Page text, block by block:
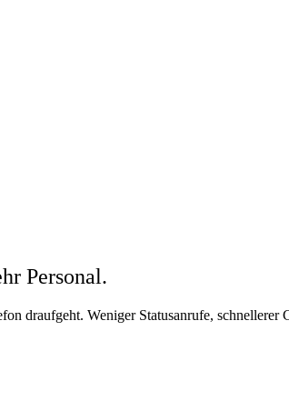
Personal.
draufgeht. Weniger Statusanrufe,